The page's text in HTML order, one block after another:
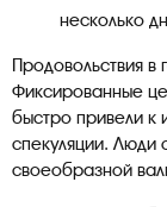
несколько
Продовольствия в
Фиксированные
быстро привели к
спекуляции. Люди
своеобразной